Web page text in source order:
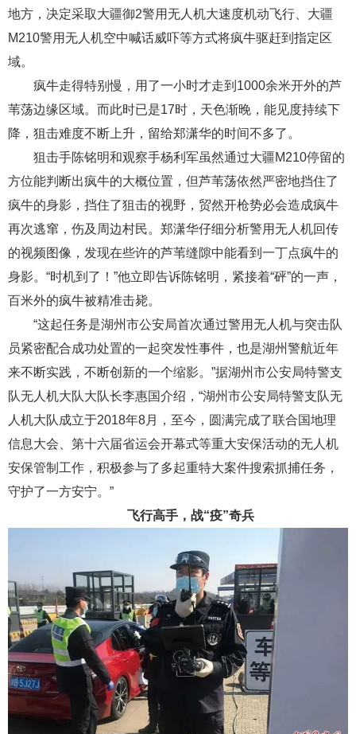
地方，决定采取大疆御2警用无人机大速度机动飞行、大疆
M210警用无人机空中喊话威吓等方式将疯牛驱赶到指定区
域。
疯牛走得特别慢，用了一小时才走到1000余米开外的芦
苇荡边缘区域。而此时已是17时，天色渐晚，能见度持续下
降，狙击难度不断上升，留给郑潇华的时间不多了。
狙击手陈铭明和观察手杨利军虽然通过大疆M210停留的
方位能判断出疯牛的大概位置，但芦苇荡依然严密地挡住了
疯牛的身影，挡住了狙击的视野，贸然开枪势必会造成疯牛
再次逃窜，伤及周边村民。郑潇华仔细分析警用无人机回传
的视频图像，发现在些许的芦苇缝隙中能看到一丁点疯牛的
身影。“时机到了！”他立即告诉陈铭明，紧接着“砰”的一声，
百米外的疯牛被精准击毙。
“这起任务是湖州市公安局首次通过警用无人机与突击队
员紧密配合成功处置的一起突发性事件，也是湖州警航近年
来不断实践，不断创新的一个缩影。”据湖州市公安局特警支
队无人机大队大队长李惠国介绍，“湖州市公安局特警支队无
人机大队成立于2018年8月，至今，圆满完成了联合国地理
信息大会、第十六届省运会开幕式等重大安保活动的无人机
安保管制工作，积极参与了多起重特大案件搜索抓捕任务，
守护了一方安宁。”
飞行高手，战“疫”奇兵